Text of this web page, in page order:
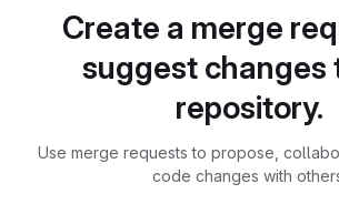
Create a merge
suggest changes
repository.
Use merge requests to propose,
code changes with